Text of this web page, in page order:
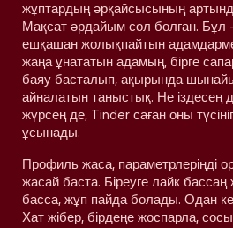
жұптардың әрқайсысының
Мақсат әрдайым сол болған. Бұл
ешқашан жолықпайтын
жаңа ұнататын адамың, бірге
баяу басталып, ақырында
айналатын таныстық. Не іздесең
жүрсең де, Tinder саған оны
ұсынады.
Профиль жаса, параметрлеріңді
жасай баста. Біреуге лайк
басса, жұп пайда болады. Одан
Хат жібер, бірдеңе жоспарла,